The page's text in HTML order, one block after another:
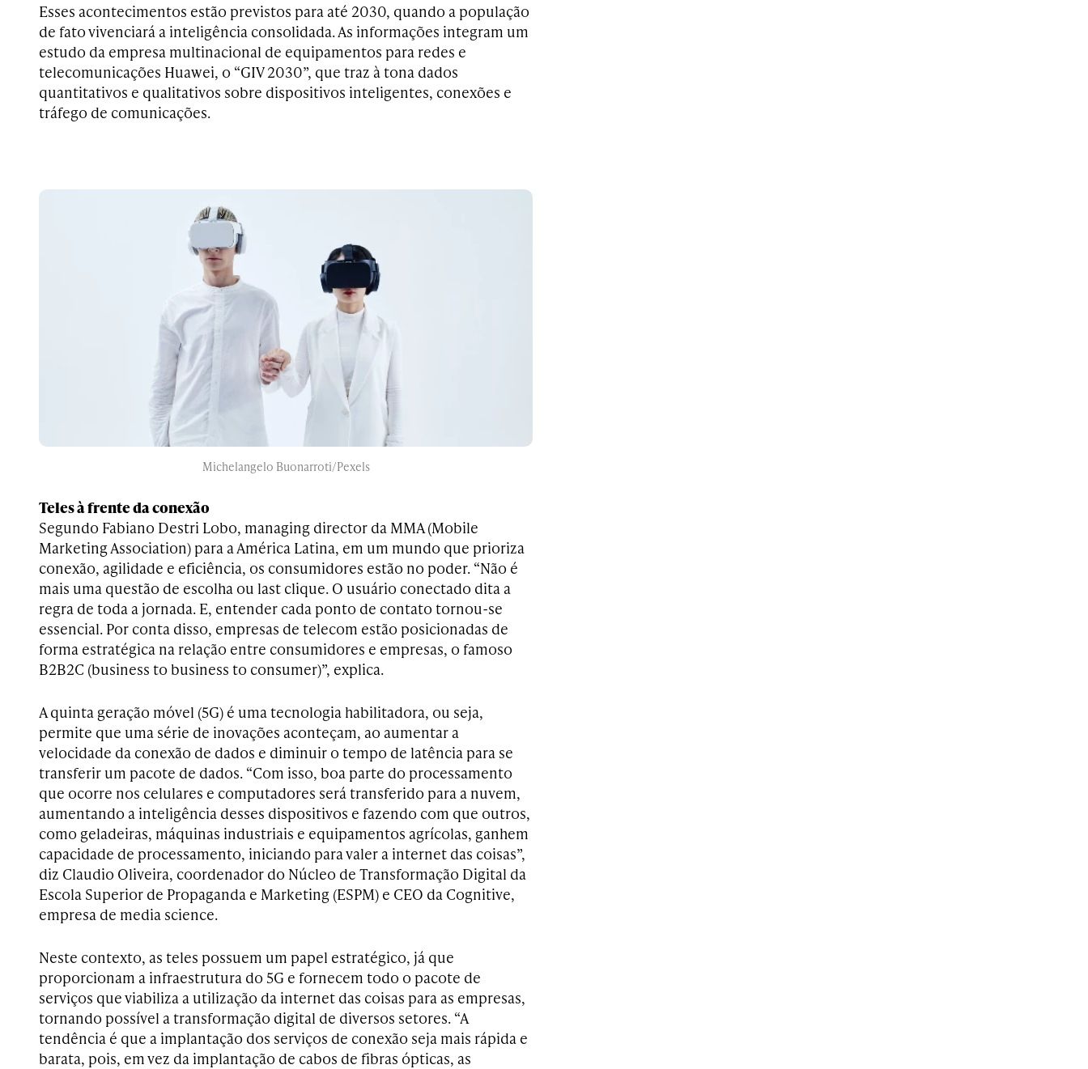
Esses acontecimentos estão previstos para até 2030, quando a população
de fato vivenciará a inteligência consolidada. As informações integram um
estudo da empresa multinacional de equipamentos para redes e
telecomunicações Huawei, o “GIV 2030”, que traz à tona dados
quantitativos e qualitativos sobre dispositivos inteligentes, conexões e
tráfego de comunicações.
Michelangelo Buonarroti/Pexels
Teles à frente da conexão
Segundo Fabiano Destri Lobo, managing director da MMA (Mobile
Marketing Association) para a América Latina, em um mundo que prioriza
conexão, agilidade e eficiência, os consumidores estão no poder. “Não é
mais uma questão de escolha ou last clique. O usuário conectado dita a
regra de toda a jornada. E, entender cada ponto de contato tornou-se
essencial. Por conta disso, empresas de telecom estão posicionadas de
forma estratégica na relação entre consumidores e empresas, o famoso
B2B2C (business to business to consumer)”, explica.
A quinta geração móvel (5G) é uma tecnologia habilitadora, ou seja,
permite que uma série de inovações aconteçam, ao aumentar a
velocidade da conexão de dados e diminuir o tempo de latência para se
transferir um pacote de dados. “Com isso, boa parte do processamento
que ocorre nos celulares e computadores será transferido para a nuvem,
aumentando a inteligência desses dispositivos e fazendo com que outros,
como geladeiras, máquinas industriais e equipamentos agrícolas, ganhem
capacidade de processamento, iniciando para valer a internet das coisas”,
diz Claudio Oliveira, coordenador do Núcleo de Transformação Digital da
Escola Superior de Propaganda e Marketing (ESPM) e CEO da Cognitive,
empresa de media science.
Neste contexto, as teles possuem um papel estratégico, já que
proporcionam a infraestrutura do 5G e fornecem todo o pacote de
serviços que viabiliza a utilização da internet das coisas para as empresas,
tornando possível a transformação digital de diversos setores. “A
tendência é que a implantação dos serviços de conexão seja mais rápida e
barata, pois, em vez da implantação de cabos de fibras ópticas, as